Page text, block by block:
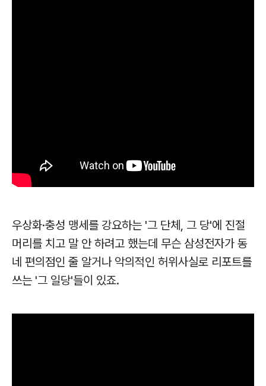
우상화·충성 맹세를 강요하는 '그 단체, 그 당'에 진절
머리를 치고 말 안 하려고 했는데 무슨 삼성전자가 동
네 편의점인 줄 알거나 악의적인 허위사실로 리포트를
쓰는 '그 일당'들이 있죠.